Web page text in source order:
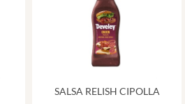
SALSA RELISH CIPOLLA